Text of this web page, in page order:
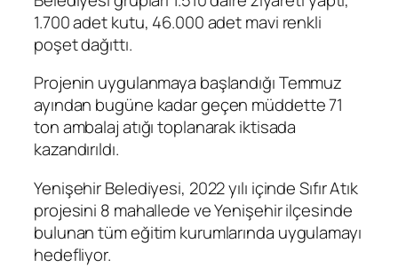
1.700 adet kutu, 46.000 adet mavi renkli
poşet dağıttı.
Projenin uygulanmaya başlandığı Temmuz
ayından bugüne kadar geçen müddette 71
ton ambalaj atığı toplanarak iktisada
kazandırıldı.
Yenişehir Belediyesi, 2022 yılı içinde Sıfır Atık
projesini 8 mahallede ve Yenişehir ilçesinde
bulunan tüm eğitim kurumlarında uygulamayı
hedefliyor.